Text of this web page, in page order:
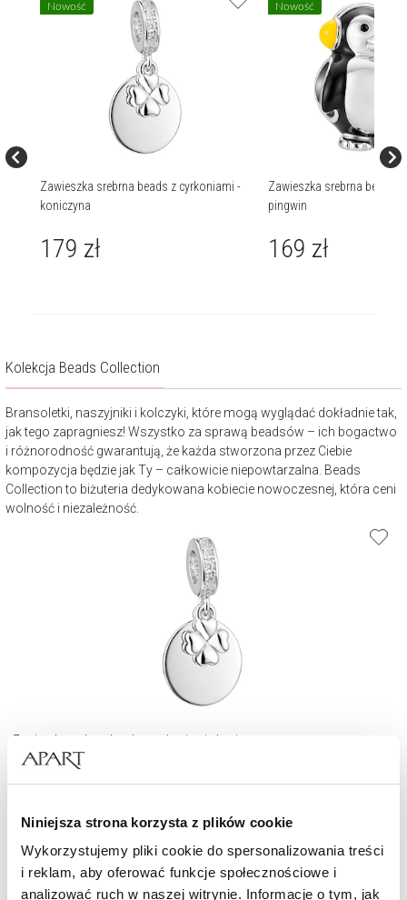
Niniejsza strona korzysta z plików cookie
Wykorzystujemy pliki cookie do spersonalizowania treści
i reklam, aby oferować funkcje społecznościowe i
analizować ruch w naszej witrynie. Informacje o tym, jak
Nowość
Zawieszka srebrna beads z cyrkoniami -
koniczyna
179 zł
Nowość
Zawieszka srebrna beads
pingwin
169 zł
Kolekcja Beads Collection
Bransoletki, naszyjniki i kolczyki, które mogą wyglądać dokładnie tak,
jak tego zapragniesz! Wszystko za sprawą beadsów – ich bogactwo
i różnorodność gwarantują, że każda stworzona przez Ciebie
kompozycja będzie jak Ty – całkowicie niepowtarzalna. Beads
Collection to biżuteria dedykowana kobiecie nowoczesnej, która ceni
wolność i niezależność.
Zawieszka srebrna beads z cyrkoniami - koniczyna